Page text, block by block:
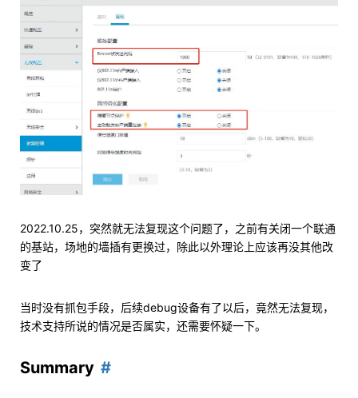
2022.10.25，突然就无法复现这个问题了，之前有关闭一个联通
的基站，场地的墙插有更换过，除此以外理论上应该再没其他改
变了
当时没有抓包手段，后续debug设备有了以后，竟然无法复现，
技术支持所说的情况是否属实，还需要怀疑一下。
Summary